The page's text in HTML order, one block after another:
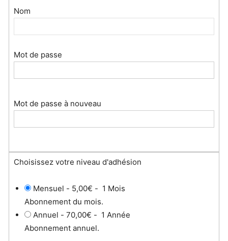
Nom
Mot de passe
Mot de passe à nouveau
Choisissez votre niveau d'adhésion
Mensuel - 5,00€ - 1 Mois
Abonnement du mois.
Annuel -70,00€ - 1 Année
Abonnement annuel.